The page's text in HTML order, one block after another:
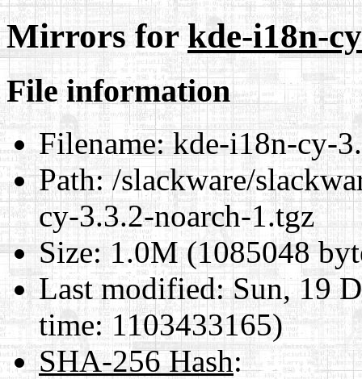
Mirrors forkde-i18n-
File information
Filename:kde-i18n-cy-
Path:/slackware/
cy-3.3.2-noarch-1.tgz
Size:1.0M (1085048
Last modified:Sun, 19
time: 1103433165)
SHA-256 Hash: